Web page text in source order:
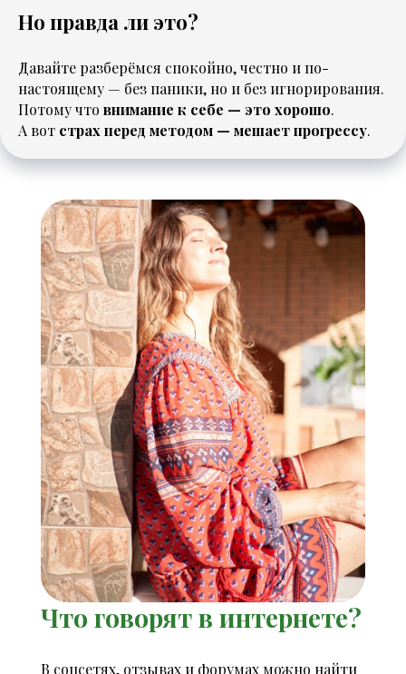
Но правда ли это?
Давайте разберёмся спокойно, честно и по-
настоящему — без паники, но и без игнорирования.
Потому что внимание к себе — это хорошо.
А вот страх перед методом — мешает прогрессу.
Что говорят в интернете?
В соцсетях, отзывах и форумах можно найти